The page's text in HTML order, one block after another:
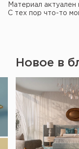
Материал актуален
С тех пор что-то
Новое в